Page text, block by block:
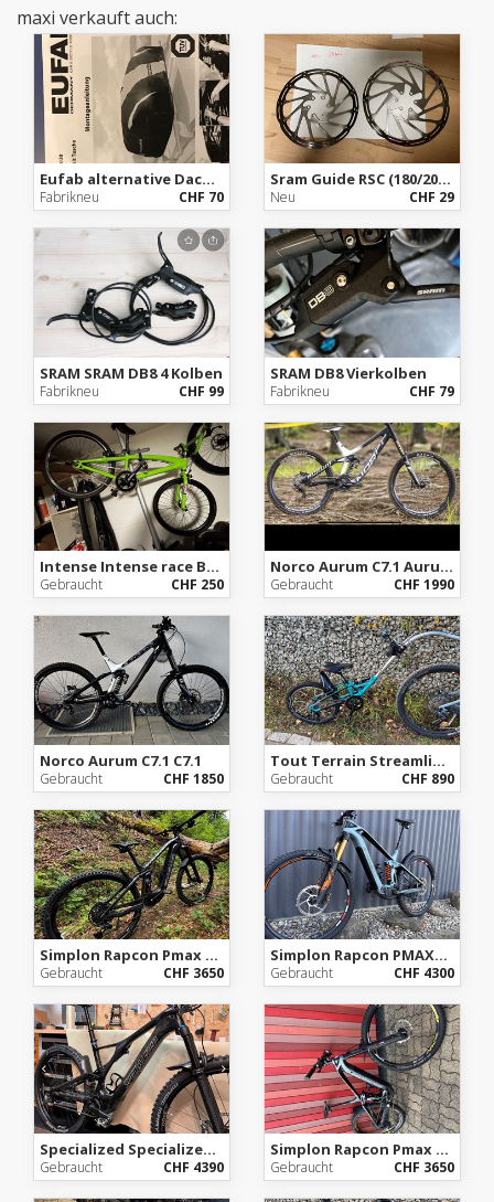
maxi verkauft auch:
Eufab alternative Dachtasche aufs Auto
Fabrikneu CHF 70
Sram Guide RSC (180/200 Scheiben
Neu CHF 29
SRAM SRAM DB8 4 Kolben
Fabrikneu CHF 99
SRAM DB8 Vierkolben
Fabrikneu CHF 79
Intense Intense race Bmx
Gebraucht CHF 250
Norco Aurum C7.1 Aurum c 7.1
Gebraucht CHF 1990
Norco Aurum C7.1 C7.1
Gebraucht CHF 1850
Tout Terrain Streamliner
Gebraucht CHF 890
Simplon Rapcon Pmax CX Gen 4
Gebraucht CHF 3650
Simplon Rapcon PMAX2 CX
Gebraucht CHF 4300
Specialized Specialized Turbo Levo Expert Carbon
Gebraucht CHF 4390
Simplon Rapcon Pmax CX2
Gebraucht CHF 3650